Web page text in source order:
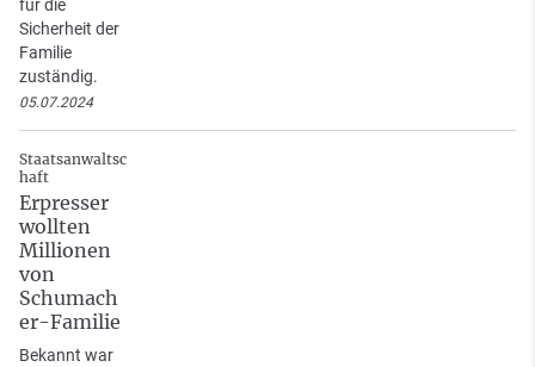
für die
Sicherheit der
Familie
zuständig.
05.07.2024
Staatsanwaltsc
haft
Erpresser
wollten
Millionen
von
Schumach
er-Familie
Bekannt war